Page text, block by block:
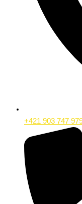
+421 903 747